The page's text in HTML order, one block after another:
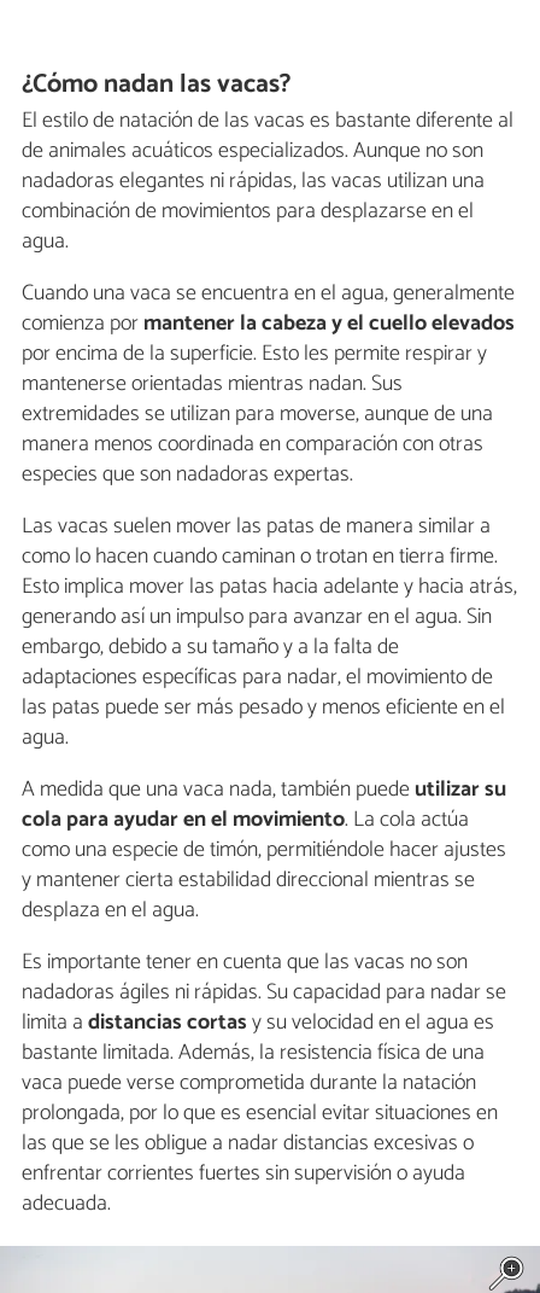
¿Cómo nadan las vacas?
El estilo de natación de las vacas es bastante diferente al
de animales acuáticos especializados. Aunque no son
nadadoras elegantes ni rápidas, las vacas utilizan una
combinación de movimientos para desplazarse en el
agua.
Cuando una vaca se encuentra en el agua, generalmente
comienza pormantener la cabeza y el cuello elevados
por encima de la superficie. Esto les permite respirar y
mantenerse orientadas mientras nadan. Sus
extremidades se utilizan para moverse, aunque de una
manera menos coordinada en comparación con otras
especies que son nadadoras expertas.
Las vacas suelen mover las patas de manera similar a
como lo hacen cuando caminan o trotan en tierra firme.
Esto implica mover las patas hacia adelante y hacia atrás,
generando así un impulso para avanzar en el agua. Sin
embargo, debido a su tamaño y a la falta de
adaptaciones específicas para nadar, el movimiento de
las patas puede ser más pesado y menos eficiente en el
agua.
A medida que una vaca nada, también puedeutilizar su
cola para ayudar en el movimiento. La cola actúa
como una especie de timón, permitiéndole hacer ajustes
y mantener cierta estabilidad direccional mientras se
desplaza en el agua.
Es importante tener en cuenta que las vacas no son
nadadoras ágiles ni rápidas. Su capacidad para nadar se
limita adistancias cortasy su velocidad en el agua es
bastante limitada. Además, la resistencia física de una
vaca puede verse comprometida durante la natación
prolongada, por lo que es esencial evitar situaciones en
las que se les obligue a nadar distancias excesivas o
enfrentar corrientes fuertes sin supervisión o ayuda
adecuada.